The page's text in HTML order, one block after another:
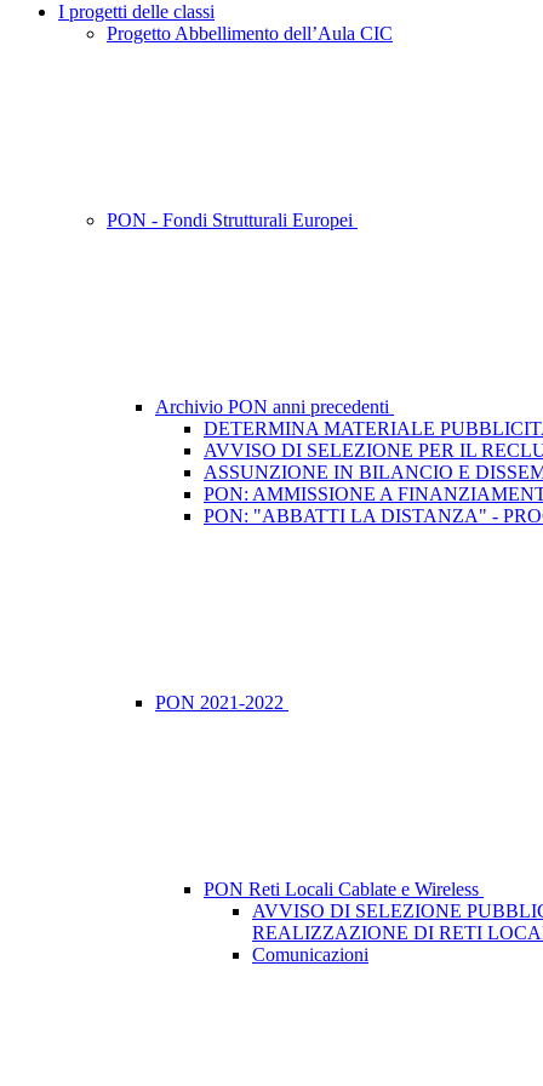
I progetti delle classi
Progetto Abbellimento dell’Aula CIC
PON - Fondi Strutturali Europei
Archivio PON anni precedenti
DETERMINA MATERIALE
AVVISO DI SELEZIONE PER IL
ASSUNZIONE IN BILANCIO E
PON: AMMISSIONE A
PON: "ABBATTI LA DISTANZA" -
PON 2021-2022
PON Reti Locali Cablate e Wireless
AVVISO DI SELEZIONE
REALIZZAZIONE DI RETI
Comunicazioni